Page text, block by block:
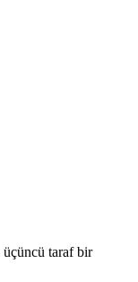
üçüncü taraf bir